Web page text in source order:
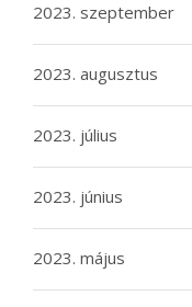
2023. szeptember
2023. augusztus
2023. július
2023. június
2023. május